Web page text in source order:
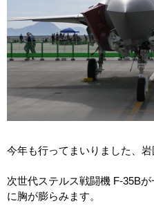
今年も行ってまいりました、
次世代ステルス戦闘機 F-35B
に胸が膨らみます。